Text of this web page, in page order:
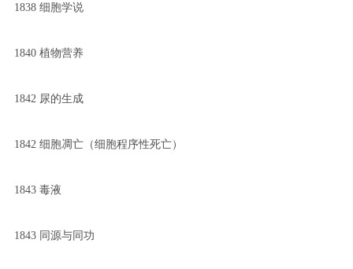
1838 细胞学说
1840 植物营养
1842 尿的生成
1842 细胞凋亡（细胞程序性死亡）
1843 毒液
1843 同源与同功